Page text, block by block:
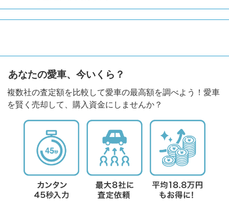
あなたの愛車、今いくら？
複数社の査定額を比較して愛車の最高額を調べよう！愛車
を賢く売却して、購入資金にしませんか？